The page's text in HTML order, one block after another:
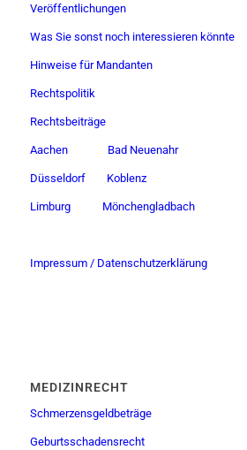
Veröffentlichungen
Was Sie sonst noch interessieren könnte
Hinweise für Mandanten
Rechtspolitik
Rechtsbeiträge
Aachen Bad Neuenahr
Düsseldorf Koblenz
Limburg Mönchengladbach
Impressum / Datenschutzerklärung
MEDIZINRECHT
Schmerzensgeldbeträge
Geburtsschadensrecht